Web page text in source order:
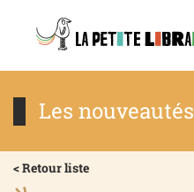
Les nouveautés
< Retour liste